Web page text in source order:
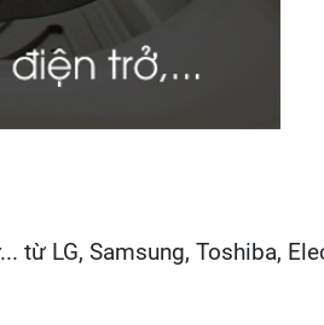
từ LG, Samsung, Toshiba,